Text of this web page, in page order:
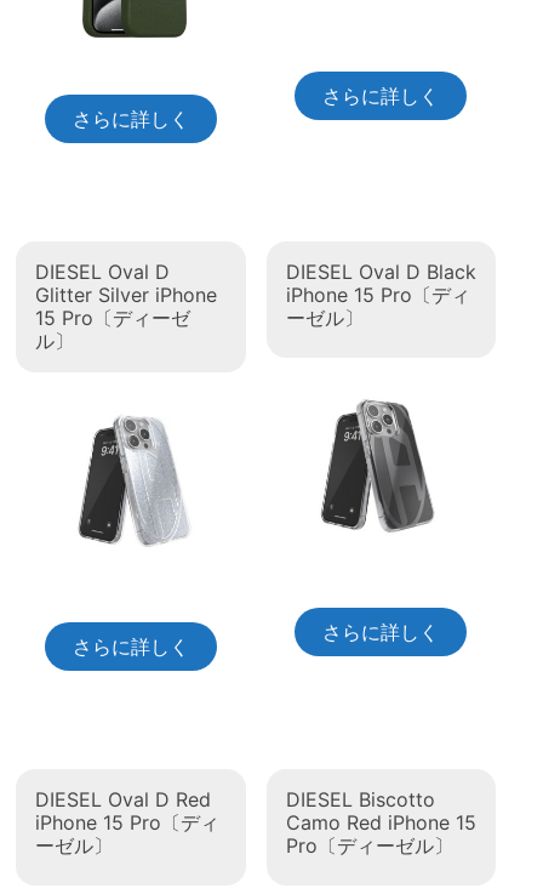
さらに詳しく
さらに詳しく
DIESEL Oval D
Glitter Silver iPhone
15 Pro〔ディーゼ
ル〕
さらに詳しく
DIESEL Oval D Black
iPhone 15 Pro〔ディ
ーゼル〕
さらに詳しく
DIESEL Oval D Red
iPhone 15 Pro〔ディ
ーゼル〕
DIESEL Biscotto
Camo Red iPhone 15
Pro〔ディーゼル〕